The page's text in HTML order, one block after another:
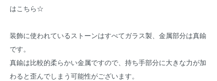
はこちら☆
装飾に使われているストーンはすべてガラス製、金属部分は真鍮
です。
真鍮は比較的柔らかい金属ですので、持ち手部分に大きな力が加
わると歪んでしまう可能性がございます。